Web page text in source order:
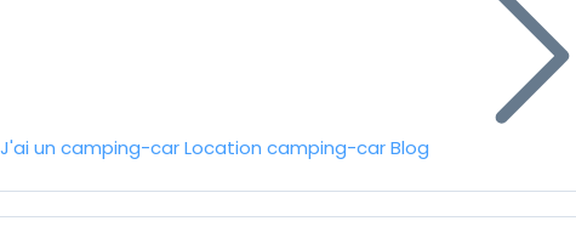
J'ai un camping-carLocation camping-carBlog